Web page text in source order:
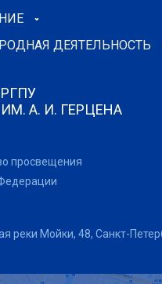
ДЕЯТЕЛЬНОСТЬ
РГПУ
ИМ. А. И. ГЕРЦЕНА
просвещения
реки Мойки, 48, Санкт-